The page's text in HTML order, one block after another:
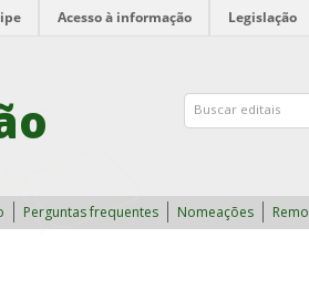
Acesso à informação Legislação
Perguntas frequentes Nomeações